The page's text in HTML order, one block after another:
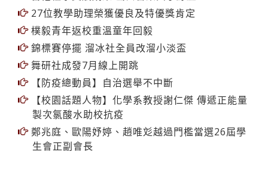
僑聯會送舊祝畢業生鵬程萬里
吉他社學員展成果 出口音樂共享紓壓
27位教學助理榮獲優良及特優獎肯定
樸毅青年返校重溫童年回毅
錦標賽停擺 溜冰社全員改溜小淡盃
舞研社成發7月線上開跳
【防疫總動員】自治選舉不中斷
【校園話題人物】化學系教授謝仁傑 傳遞正能量
製次氯酸水助校抗疫